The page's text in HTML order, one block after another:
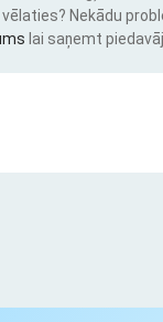
vēlaties? Nekādu
lai saņemt